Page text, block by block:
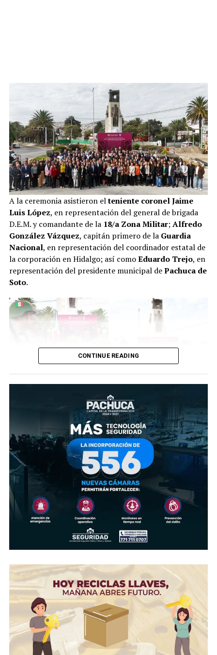
A la ceremonia asistieron elteniente coronel Jaime
Luis López, en representación del general de brigada
D.E.M. y comandante de la 18/a Zona Militar;Alfredo
González Vázquez, capitán primero de la Guardia
Nacional, en representación del coordinador estatal de
la corporación en Hidalgo; así comoEduardo Trejo, en
representación del presidente municipal dePachuca de
Soto.
CONTINUE READING